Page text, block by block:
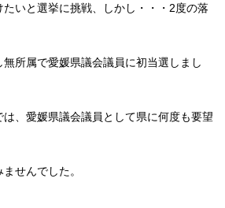
いと選挙に挑戦、しかし・・・2度の落
所属で愛媛県議会議員に初当選しまし
、愛媛県議会議員として県に何度も要望
せんでした。